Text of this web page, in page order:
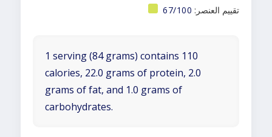
تقييم العنصر: 67/100
1 serving (84 grams) contains 110
calories, 22.0 grams of protein, 2.0
grams of fat, and 1.0 grams of
carbohydrates.